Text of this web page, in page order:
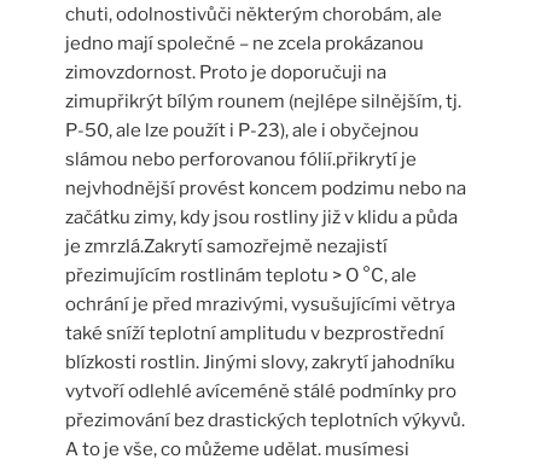
chuti, odolnostivůči některým chorobám, ale
jedno mají společné – ne zcela prokázanou
zimovzdornost. Proto je doporučuji na
zimupřikrýt bílým rounem (nejlépe silnějším, tj.
P-50, ale lze použít i P-23), ale i obyčejnou
slámou nebo perforovanou fólií.přikrytí je
nejvhodnější provést koncem podzimu nebo na
začátku zimy, kdy jsou rostliny již v klidu a půda
je zmrzlá.Zakrytí samozřejmě nezajistí
přezimujícím rostlinám teplotu > O °C, ale
ochrání je před mrazivými, vysušujícími větrya
také sníží teplotní amplitudu v bezprostřední
blízkosti rostlin. Jinými slovy, zakrytí jahodníku
vytvoří odlehlé avíceméně stálé podmínky pro
přezimování bez drastických teplotních výkyvů.
A to je vše, co můžeme udělat. musímesi